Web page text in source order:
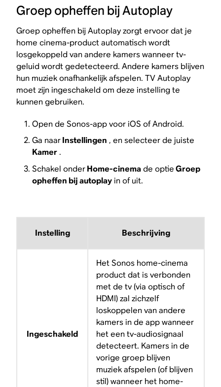
Groep opheffen bij Autoplay
Groep opheffen bij Autoplay zorgt ervoor dat je
home cinema-product automatisch wordt
losgekoppeld van andere kamers wanneer tv-
geluid wordt gedetecteerd. Andere kamers blijven
hun muziek onafhankelijk afspelen. TV Autoplay
moet zijn ingeschakeld om deze instelling te
kunnen gebruiken.
Open de Sonos-app voor iOS of Android.
Ga naarInstellingen , en selecteer de juiste
Kamer.
Schakel onderHome-cinemade optieGroep
opheffen bij autoplayin of uit.
Instelling Beschrijving
Ingeschakeld
Het Sonos home-cinema
product dat is verbonden
met de tv (via optisch of
HDMI) zal zichzelf
loskoppelen van andere
kamers in de app wanneer
het een tv-audiosignaal
detecteert. Kamers in de
vorige groep blijven
muziek afspelen (of blijven
stil) wanneer het home-